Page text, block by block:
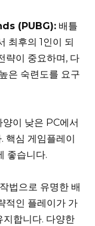
(PUBG): 배틀
최후의 1인이 되
략이 중요하며, 다
은 숙련도를 요구
이 낮은 PC에서
핵심 게임플레이
좋습니다.
법으로 유명한 배
적인 플레이가 가
지합니다. 다양한